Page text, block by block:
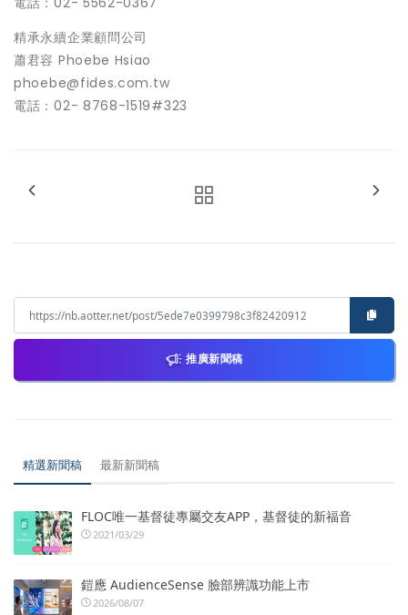
精承永續企業顧問公司
蕭君容 Phoebe Hsiao
phoebe@fides.com.tw
電話：02- 8768-1519#323
推廣新聞稿
精選新聞稿 最新新聞稿
FLOC唯一基督徒專屬交友APP，基督徒的新福音
2021/03/29
鎧應 AudienceSense 臉部辨識功能上市
2026/08/07